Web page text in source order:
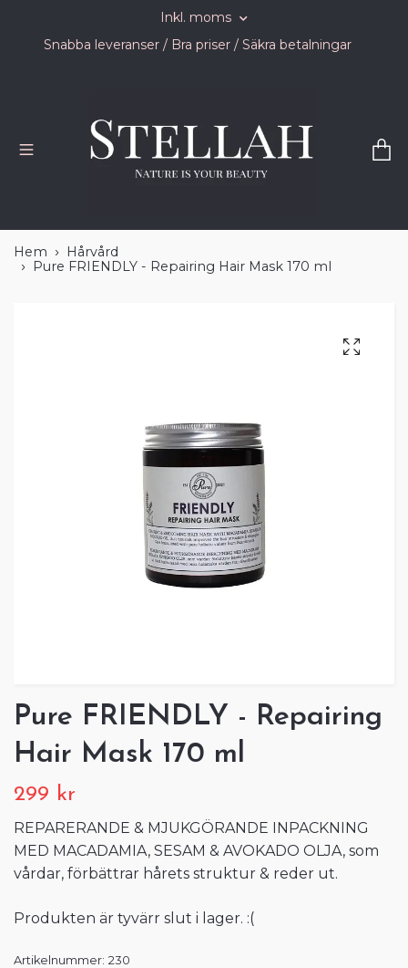
Inkl. moms
Snabba leveranser / Bra priser / Säkra betalningar
Hem
Hårvård
Pure FRIENDLY - Repairing Hair Mask 170 ml
Pure FRIENDLY - Repairing
Hair Mask 170 ml
299 kr
REPARERANDE & MJUKGÖRANDE INPACKNING
MED MACADAMIA, SESAM & AVOKADO OLJA, som
vårdar, förbättrar hårets struktur & reder ut.
Produkten är tyvärr slut i lager. :(
Artikelnummer: 230